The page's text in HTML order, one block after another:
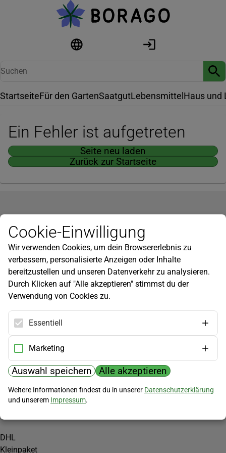
StartseiteFür den GartenSaatgutLebensmittel Haus und
Ein Fehler ist aufgetreten
Seite neu laden
Zurück zur Startseite
Newsletter
Infos zu neuen Produkten, Gartentipps und mehr findest du in
unserem Newsletter!
Jetzt anmelden
Hilfe
Kundenservice
Widerrufsbelehrung
Versandkosten
Zahlungsmöglichkeiten
PayPal
Vorkasse
Versand
DHL
Kleinpaket
Cookie-Einwilligung
Wir verwenden Cookies, um dein Browsererlebnis zu
verbessern, personalisierte Anzeigen oder Inhalte
bereitzustellen und unseren Datenverkehr zu analysieren.
Durch Klicken auf "Alle akzeptieren" stimmst du der
Verwendung von Cookies zu.
Essentiell
Marketing
Auswahl speichern Alle akzeptieren
Weitere Informationen findest du in unserer Datenschutzerklärung
und unserem Impressum.